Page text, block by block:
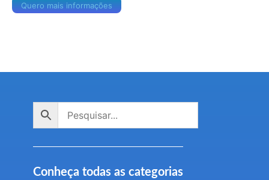
Quero mais informações
Conheça todas as categorias